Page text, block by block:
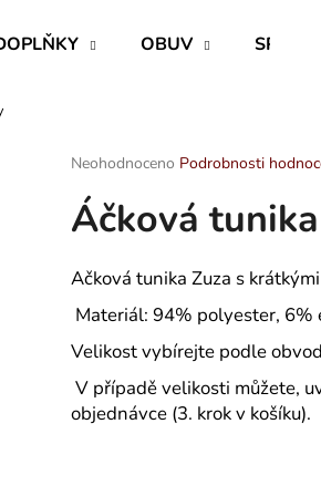
OBUV
Průměrné
produktu
je
5
hvězdiček.
Neohodnoceno Podrobnosti
Áčková
Ačková tunika Zuza s
Materiál: 94% polyester, 6%
Velikost vybírejte podle
V případě velikosti můžete,
objednávce (3. krok v košíku).
najít?
HLEDAT
-